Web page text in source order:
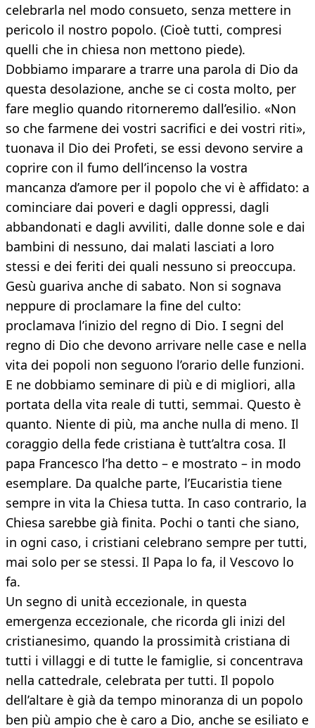
celebrarla nel modo consueto, senza mettere in
pericolo il nostro popolo. (Cioè tutti, compresi
quelli che in chiesa non mettono piede).
Dobbiamo imparare a trarre una parola di Dio da
questa desolazione, anche se ci costa molto, per
fare meglio quando ritorneremo dall’esilio. «Non
so che farmene dei vostri sacrifici e dei vostri riti»,
tuonava il Dio dei Profeti, se essi devono servire a
coprire con il fumo dell’incenso la vostra
mancanza d’amore per il popolo che vi è affidato: a
cominciare dai poveri e dagli oppressi, dagli
abbandonati e dagli avviliti, dalle donne sole e dai
bambini di nessuno, dai malati lasciati a loro
stessi e dei feriti dei quali nessuno si preoccupa.
Gesù guariva anche di sabato. Non si sognava
neppure di proclamare la fine del culto:
proclamava l’inizio del regno di Dio. I segni del
regno di Dio che devono arrivare nelle case e nella
vita dei popoli non seguono l’orario delle funzioni.
E ne dobbiamo seminare di più e di migliori, alla
portata della vita reale di tutti, semmai. Questo è
quanto. Niente di più, ma anche nulla di meno. Il
coraggio della fede cristiana è tutt’altra cosa. Il
papa Francesco l’ha detto – e mostrato – in modo
esemplare. Da qualche parte, l’Eucaristia tiene
sempre in vita la Chiesa tutta. In caso contrario, la
Chiesa sarebbe già finita. Pochi o tanti che siano,
in ogni caso, i cristiani celebrano sempre per tutti,
mai solo per se stessi. Il Papa lo fa, il Vescovo lo
fa.
Un segno di unità eccezionale, in questa
emergenza eccezionale, che ricorda gli inizi del
cristianesimo, quando la prossimità cristiana di
tutti i villaggi e di tutte le famiglie, si concentrava
nella cattedrale, celebrata per tutti. Il popolo
dell’altare è già da tempo minoranza di un popolo
ben più ampio che è caro a Dio, anche se esiliato e